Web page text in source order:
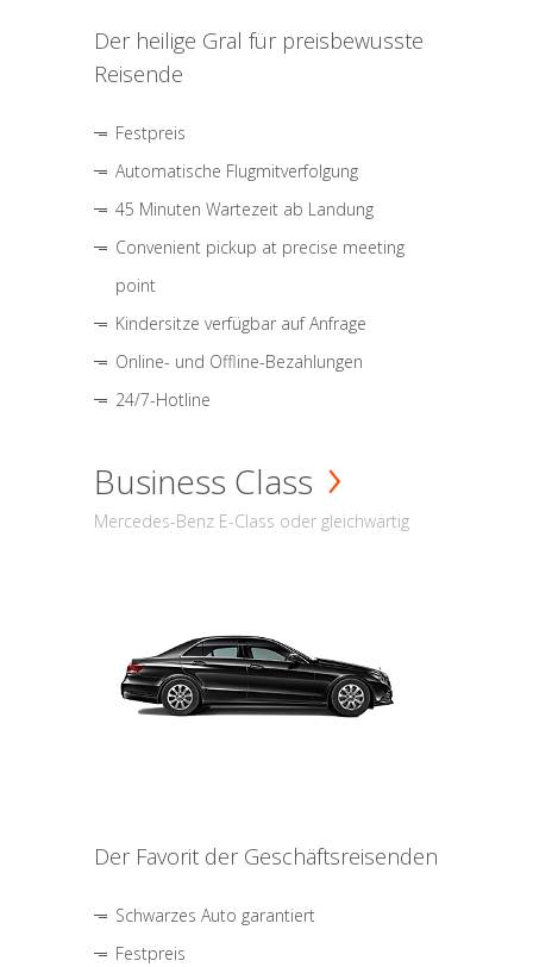
Der heilige Gral für preisbewusste
Reisende
Festpreis
Automatische Flugmitverfolgung
45 Minuten Wartezeit ab Landung
Convenient pickup at precise meeting
point
Kindersitze verfügbar auf Anfrage
Online- und Offline-Bezahlungen
24/7-Hotline
Business Class
Mercedes-Benz E-Class oder gleichwärtig
Der Favorit der Geschäftsreisenden
Schwarzes Auto garantiert
Festpreis